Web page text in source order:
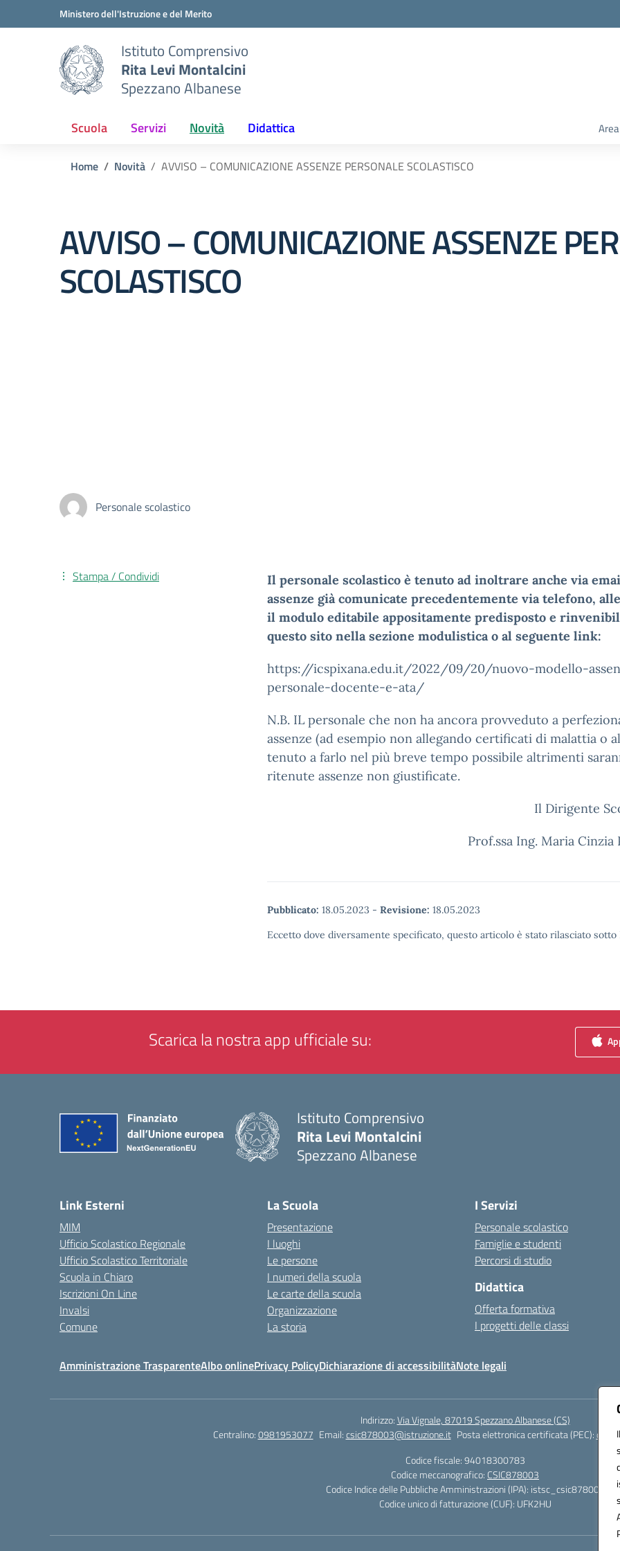
Vai ai contenuti
Vai al menu di navigazioneMinistero dell'Istruzione e del Merito
Istituto Comprensivo
Rita Levi Montalcini
Spezzano Albanese
Scuola Servizi Novità Didattica
Home Novità AVVISO – COMUNICAZIONE ASSENZE PERSONALE SCOLASTISCO
AVVISO – COMUNICAZIONE ASSENZE
SCOLASTISCO
Personale scolastico
Il personale scolastico è tenuto ad inoltrare anche via
assenze già comunicate precedentemente via telefono,
il modulo editabile appositamente predisposto e
questo sito nella sezione modulistica o al seguente link:
https://icspixana.edu.it/2022/09/20/nuovo-modello-
personale-docente-e-ata/
N.B. IL personale che non ha ancora provveduto a
assenze (ad esempio non allegando certificati di malattia o
tenuto a farlo nel più breve tempo possibile altrimenti
ritenute assenze non giustificate.
Il Dirigente
Prof.ssa Ing. Maria Cinzia
Pubblicato: 18.05.2023 - Revisione: 18.05.2023
Eccetto dove diversamente specificato, questo articolo è stato rilasciato
Stampa / Condividi
Scarica la nostra app ufficiale su:
Istituto Comprensivo
Rita Levi Montalcini
Spezzano Albanese
Link Esterni
MIM
Ufficio Scolastico Regionale
Ufficio Scolastico Territoriale
Scuola in Chiaro
Iscrizioni On Line
Invalsi
Comune
La Scuola
Presentazione
I luoghi
Le persone
I numeri della scuola
Le carte della scuola
Organizzazione
La storia
I Servizi
Personale scolastico
Famiglie e studenti
Percorsi di studio
Didattica
Offerta formativa
I progetti delle classi
Amministrazione TrasparenteAlbo onlinePrivacy PolicyDichiarazione di accessibilitàNote legali
Indirizzo:Via Vignale, 87019 Spezzano Albanese (CS)
Centralino:0981953077 Email:csic878003@istruzione.it Posta elettronica certificata (PEC):
Codice fiscale: 94018300783
Codice meccanografico: CSIC878003
Codice Indice delle Pubbliche Amministrazioni (IPA): istsc_csic878003
Codice unico di fatturazione (CUF): UFK2HU